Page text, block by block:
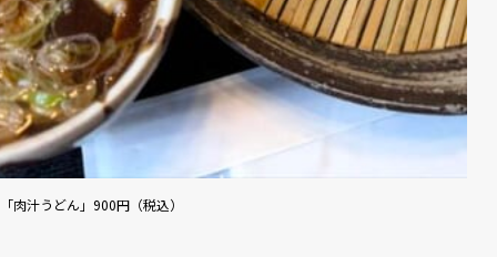
「肉汁うどん」900円（税込）